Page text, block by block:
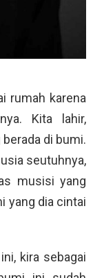
rumah karena
Kita lahir,
di bumi.
seutuhnya,
musisi yang
yang dia cintai
kira sebagai